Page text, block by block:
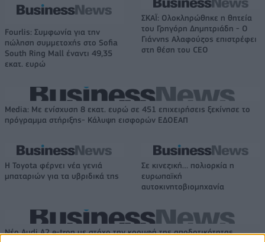
Fourlis: Συμφωνία για την
πώληση συμμετοχής στο Sofia
South Ring Mall έναντι 49,35
εκατ. ευρώ
ΣΚΑΪ: Ολοκληρώθηκε η θητεία
του Γρηγόρη Δημητριάδη - Ο
Γιάννης Αλαφούζος επιστρέφει
στη θέση του CEO
Media: Με ενίσχυση 8 εκατ. ευρώ σε 451 επιχειρήσεις ξεκίνησε το
πρόγραμμα στήριξης- Κάλυψη εισφορών ΕΔΟΕΑΠ
Η Toyota φέρνει νέα γενιά
μπαταριών για τα υβριδικά της
Σε κινεζική… πολιορκία η
ευρωπαϊκή
αυτοκινητοβιομηχανία
Νέο Audi A2 e-tron με στόχο την κορυφή της αποδοτικότητας